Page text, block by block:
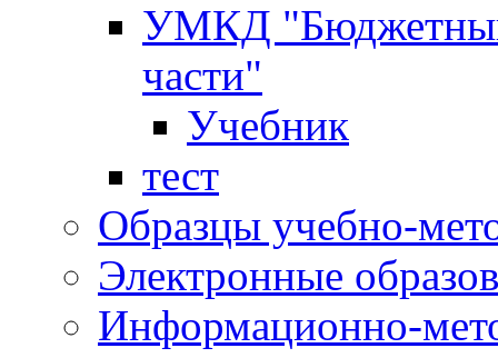
УМКД "Бюджетный
части"
Учебник
тест
Образцы учебно-
Электронные
Информационно-